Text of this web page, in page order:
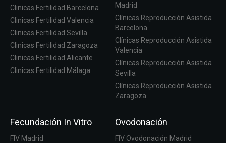
Clinicas Fertilidad Barcelona
Clinicas Fertilidad Valencia
Clinicas Fertilidad Sevilla
Clinicas Fertilidad Zaragoza
Clinicas Fertilidad Alicante
Clinicas Fertilidad Málaga
Madrid
Clínicas Reproducción Asistida
Barcelona
Clínicas Reproducción Asistida
Valencia
Clínicas Reproducción Asistida
Sevilla
Clínicas Reproducción Asistida
Zaragoza
Fecundación In Vitro
FIV Madrid
Ovodonación
FIV Ovodonación Madrid